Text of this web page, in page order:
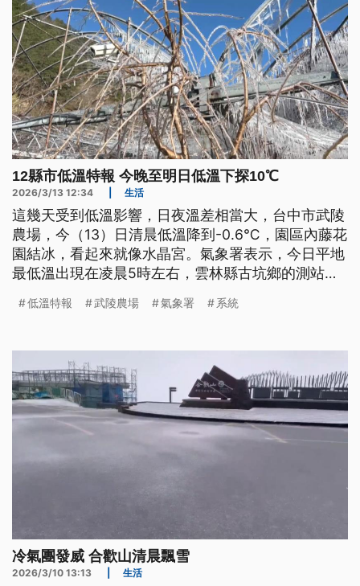
12縣市低溫特報 今晚至明日低溫下探10℃
2026/3/13 12:34 生活
這幾天受到低溫影響，日夜溫差相當大，台中市武陵
農場，今（13）日清晨低溫降到-0.6℃，園區內藤花
園結冰，看起來就像水晶宮。氣象署表示，今日平地
最低溫出現在凌晨5時左右，雲林縣古坑鄉的測站
日可能會出現10℃以下低溫。
低溫特報 武陵農場 氣象署 系統
冷氣團發威 合歡山清晨飄雪
2026/3/10 13:13 生活